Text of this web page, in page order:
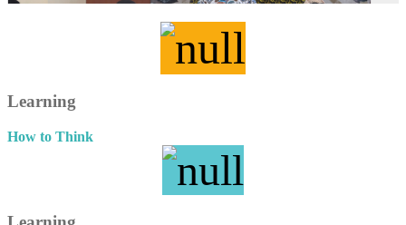
Learning
How to Think